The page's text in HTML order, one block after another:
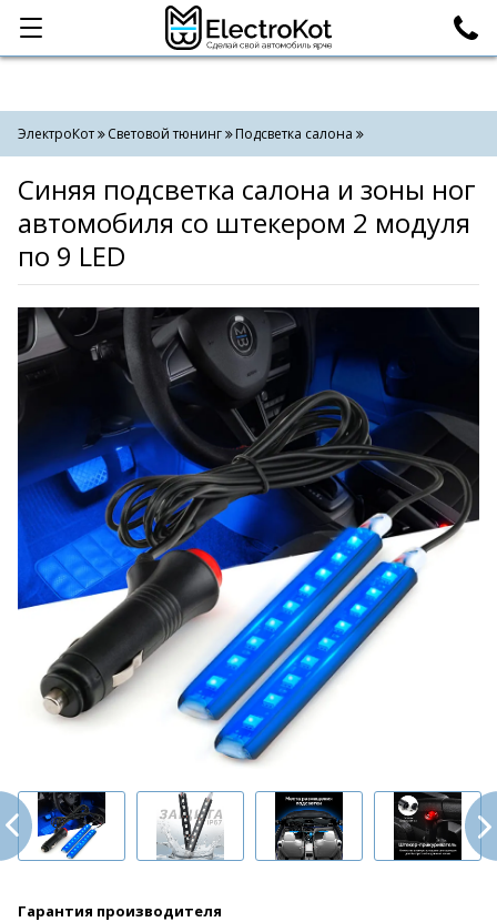
Категории Поиск
ЭлектроКот Световой тюнинг Подсветка салона
Синяя подсветка салона и зоны ног
автомобиля со штекером 2 модуля
по 9 LED
Гарантия производителя